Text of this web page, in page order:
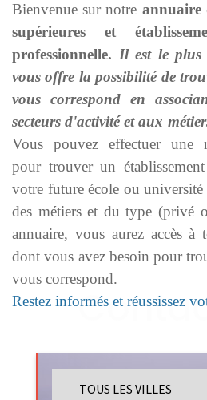
Bienvenue sur notre annuaire
supérieures et
professionnelle. Il est le plus
vous offre la possibilité de
vous correspond en
secteurs d'activité et aux
Vous pouvez effectuer une
pour trouver un
votre future école ou
des métiers et du type (privé
annuaire, vous aurez accès à
dont vous avez besoin pour
vous correspond.
Restez informés et réussissez